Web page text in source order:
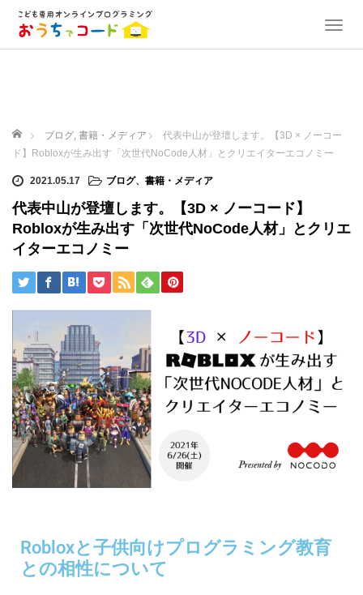
T
n
a
ホーム ブログ, 書籍・メディア
代表中山が登壇します。【3D × ノーコー
ド】Robloxが生み出す「次世代NoCode人材」とクリエイターエコノミー
2021.05.17 ブログ、 書籍・メディア
代表中山が登壇します。【3D × ノーコード】
Robloxが生み出す「次世代NoCode人材」とクリエ
イターエコノミー
Robloxと子供向けプログラミング教育
との相性について